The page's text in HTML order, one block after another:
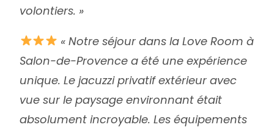
volontiers. »
« Notre séjour dans la Love Room à
Salon-de-Provence a été une expérience
unique. Le jacuzzi privatif extérieur avec
vue sur le paysage environnant était
absolument incroyable. Les équipements